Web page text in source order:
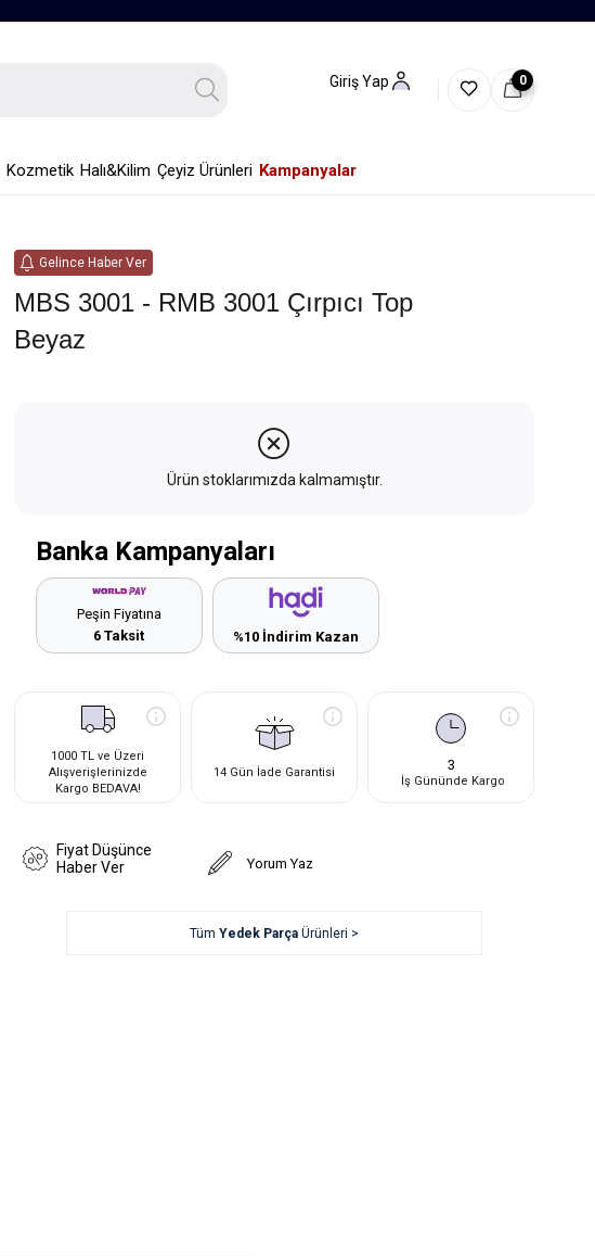
Giriş Yap 0
Kozmetik Halı&Kilim Çeyiz Ürünleri Kampanyalar
Gelince Haber Ver
MBS 3001 - RMB 3001 Çırpıcı Top
Beyaz
Ürün stoklarımızda kalmamıştır.
Banka Kampanyaları
Peşin Fiyatına
6 Taksit
%10 İndirim Kazan
1000 TL ve Üzeri
Alışverişlerinizde
Kargo BEDAVA!
14 Gün İade Garantisi 3
İş Gününde Kargo
Fiyat Düşünce
Haber Ver
Yorum Yaz
Tüm Yedek Parça Ürünleri >